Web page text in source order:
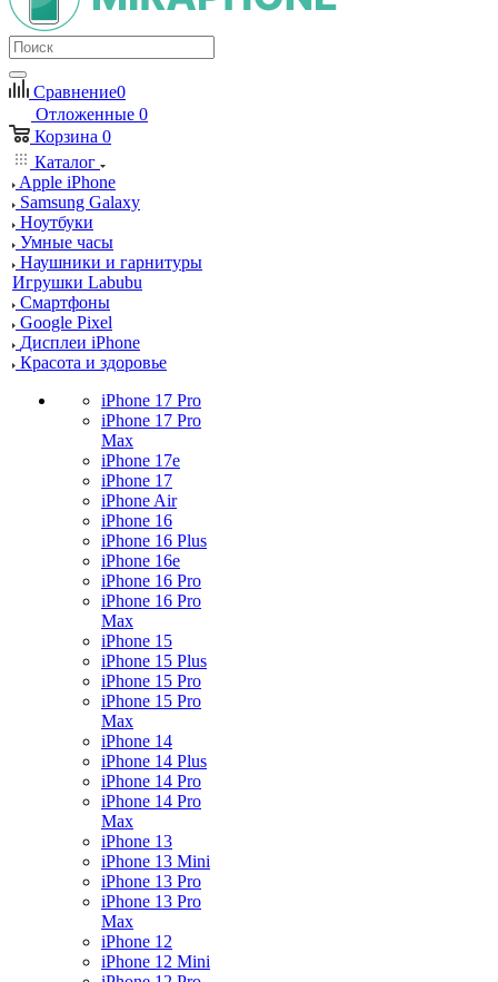
Сравнение0
Отложенные 0
Корзина 0
Каталог
Apple iPhone
Samsung Galaxy
Ноутбуки
Умные часы
Наушники и гарнитуры
Игрушки Labubu
Смартфоны
Google Pixel
Дисплеи iPhone
Красота и здоровье
iPhone 17 Pro
iPhone 17 Pro
Max
iPhone 17e
iPhone 17
iPhone Air
iPhone 16
iPhone 16 Plus
iPhone 16e
iPhone 16 Pro
iPhone 16 Pro
Max
iPhone 15
iPhone 15 Plus
iPhone 15 Pro
iPhone 15 Pro
Max
iPhone 14
iPhone 14 Plus
iPhone 14 Pro
iPhone 14 Pro
Max
iPhone 13
iPhone 13 Mini
iPhone 13 Pro
iPhone 13 Pro
Max
iPhone 12
iPhone 12 Mini